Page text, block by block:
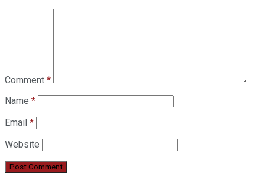
Comment *
Name *
Email *
Website